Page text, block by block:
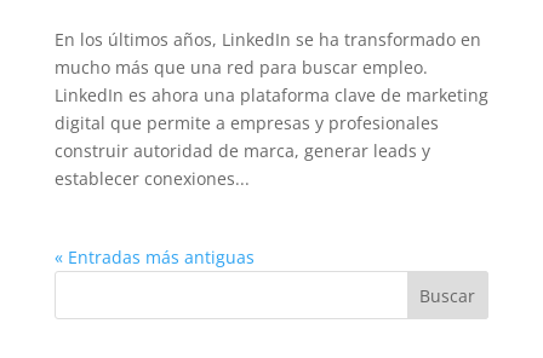
En los últimos años, LinkedIn se ha transformado en
mucho más que una red para buscar empleo.
LinkedIn es ahora una plataforma clave de marketing
digital que permite a empresas y profesionales
construir autoridad de marca, generar leads y
establecer conexiones...
« Entradas más antiguas